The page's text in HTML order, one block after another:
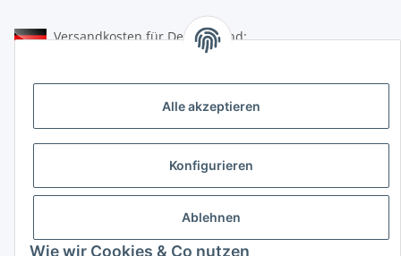
Alle akzeptieren
Konfigurieren
Ablehnen
Wie wir Cookies & Co nutzen
Versandkosten für Deutschland:
versandkostenfrei ab 25 € (darunter 6 €)
Firmenkunden:
versandkostenfrei ab 50 € (darunter 7 €)
Wir liefern per DHL Paket (auch an Packstationen)
hier
* Alle Preise inkl. gesetzlicher USt., zzgl.Versand